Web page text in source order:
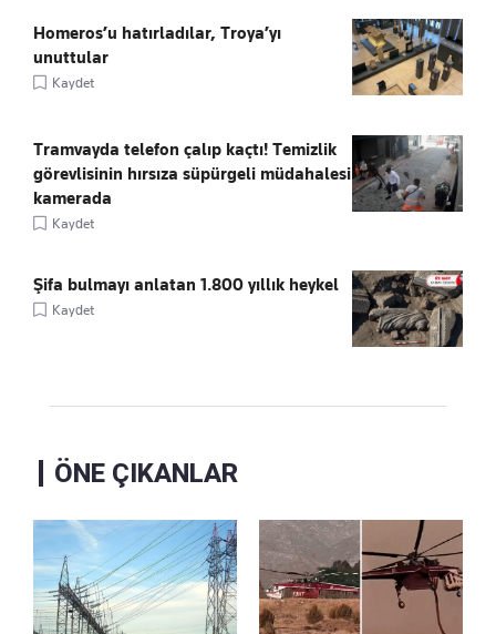
Homeros’u hatırladılar, Troya’yı
unuttular
Kaydet
Tramvayda telefon çalıp kaçtı! Temizlik
görevlisinin hırsıza süpürgeli müdahalesi
kamerada
Kaydet
Şifa bulmayı anlatan 1.800 yıllık heykel
Kaydet
ÖNE ÇIKANLAR